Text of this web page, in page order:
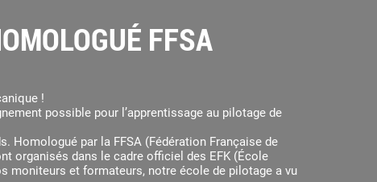
FFSA
!
possible pour l’apprentissage au pilotage de
Homologué par la FFSA (Fédération Française de
organisés dans le cadre officiel des EFK (École
moniteurs et formateurs, notre école de pilotage a vu